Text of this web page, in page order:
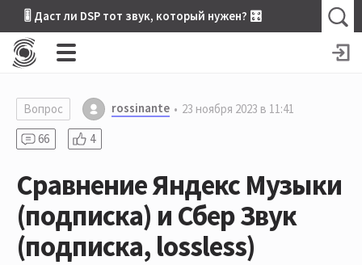
🎚 Даст ли DSP тот звук, который нужен? 🎛
Вопрос rossinante
23 ноября 2023 в 11:41
66
4
Сравнение Яндекс Музыки
(подписка) и Сбер Звук
(подписка, lossless)